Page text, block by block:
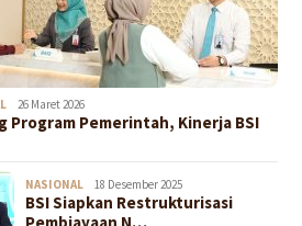
26 Maret 2026
Program Pemerintah, Kinerja BSI
NASIONAL 18 Desember 2025
BSI Siapkan Restrukturisasi